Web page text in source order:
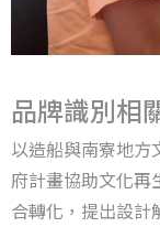
品牌識別相
以造船與南寮地方
府計畫協助文化再
合轉化，提出設計